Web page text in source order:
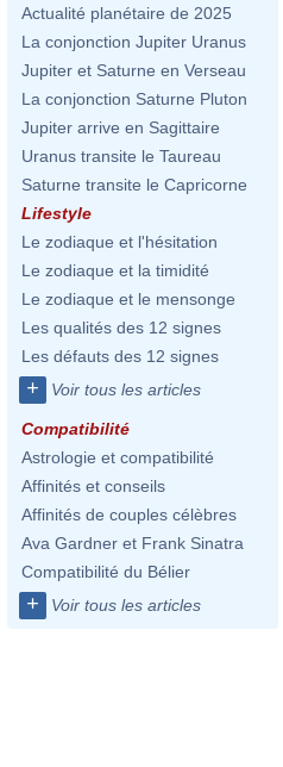
Actualité planétaire de 2025
La conjonction Jupiter Uranus
Jupiter et Saturne en Verseau
La conjonction Saturne Pluton
Jupiter arrive en Sagittaire
Uranus transite le Taureau
Saturne transite le Capricorne
Lifestyle
Le zodiaque et l'hésitation
Le zodiaque et la timidité
Le zodiaque et le mensonge
Les qualités des 12 signes
Les défauts des 12 signes
+ Voir tous les articles
Compatibilité
Astrologie et compatibilité
Affinités et conseils
Affinités de couples célèbres
Ava Gardner et Frank Sinatra
Compatibilité du Bélier
+ Voir tous les articles